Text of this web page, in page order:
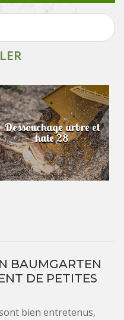
Dessouchage arbre et
haie 28
BAUMGARTEN
DE PETITES
bien entretenus,